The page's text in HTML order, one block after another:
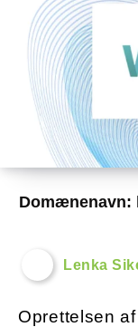
Domænenavn:
Lenka
Oprettelsen